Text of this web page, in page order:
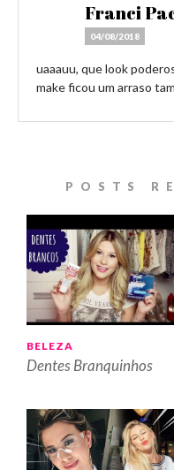
Franci
04/08/2018
uaaauu, que look
make ficou um arraso
POSTS
BELEZA
Dentes Branquinhos